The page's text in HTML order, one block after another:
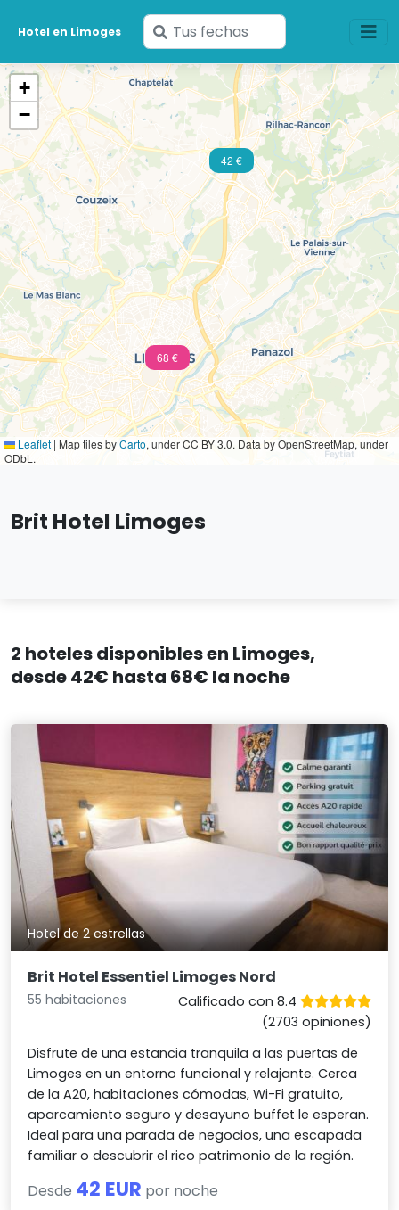
Hotel en Limoges
Ingresa
tus
fechas
68 €
42 €
+
−
Leaflet | Map tiles byCarto, under CC BY 3.0. Data by OpenStreetMap, under
ODbL.
Brit Hotel Limoges
2 hoteles disponibles en Limoges,
desde 42€ hasta 68€ la noche
Hotel de 2 estrellas
Brit Hotel Essentiel Limoges Nord
55 habitaciones
Calificado con 8.4
(2703 opiniones)
Disfrute de una estancia tranquila a las puertas de
Limoges en un entorno funcional y relajante. Cerca
de la A20, habitaciones cómodas, Wi-Fi gratuito,
aparcamiento seguro y desayuno buffet le esperan.
Ideal para una parada de negocios, una escapada
familiar o descubrir el rico patrimonio de la región.
Desde 42 EUR por noche